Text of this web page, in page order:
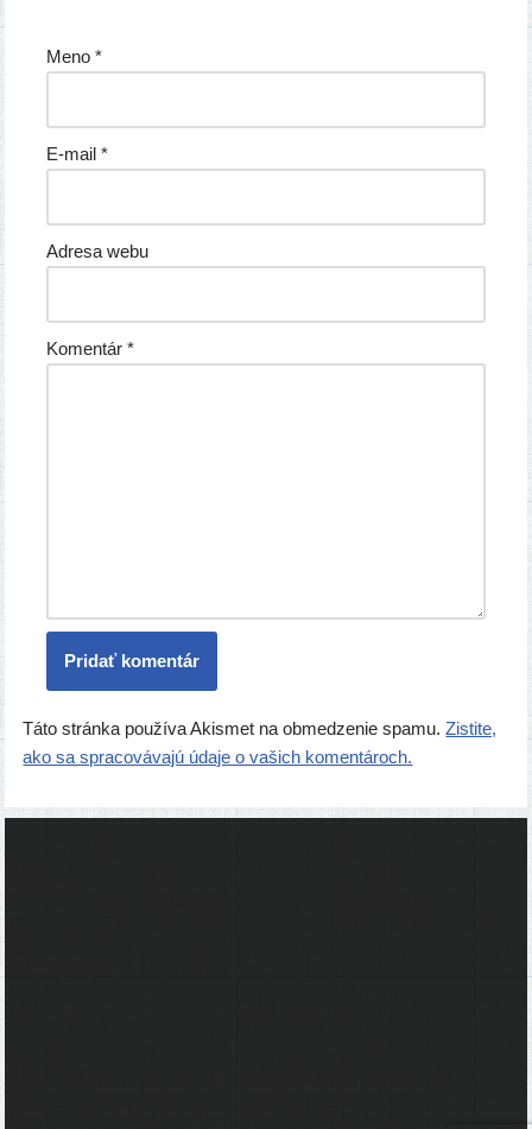
Meno*
E-mail*
Adresa webu
Komentár*
Táto stránka používa Akismet na obmedzenie spamu.Zistite,
ako sa spracovávajú údaje o vašich komentároch.